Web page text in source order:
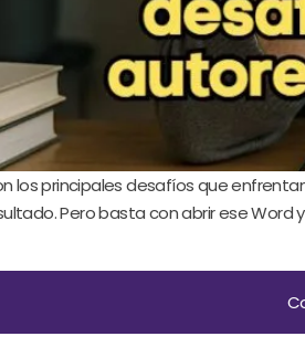
los principales desafíos que
Pero basta con abrir ese